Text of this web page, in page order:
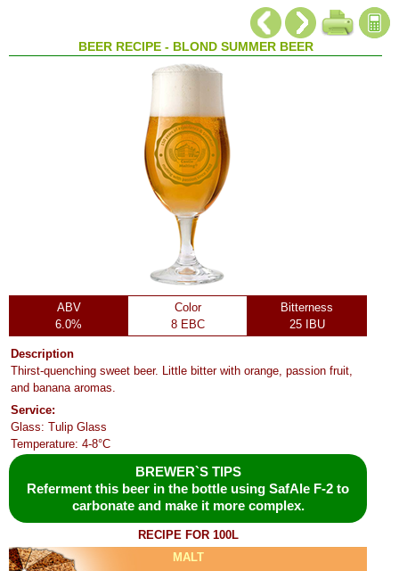
BEER RECIPE - BLOND SUMMER BEER
ABV
6.0%
Color
8 EBC
Bitterness
25 IBU
Description
Thirst-quenching sweet beer. Little bitter with orange, passion fruit,
and banana aromas.
Service:
Glass: Tulip Glass
Temperature: 4-8°C
BREWER`S TIPS
Referment this beer in the bottle using SafAle F-2 to
carbonate and make it more complex.
RECIPE FOR 100L
MALT